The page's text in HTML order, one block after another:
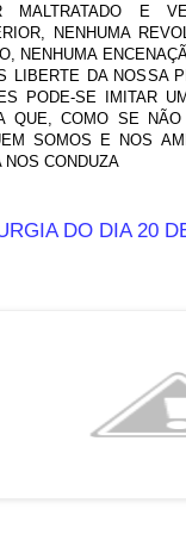
MALTRATADO E
NENHUMA
NENHUMA
LIBERTE DA NOSSA
PODE-SE IMITAR
QUE, COMO SE
SOMOS E NOS
CONDUZA
DO DIA 20